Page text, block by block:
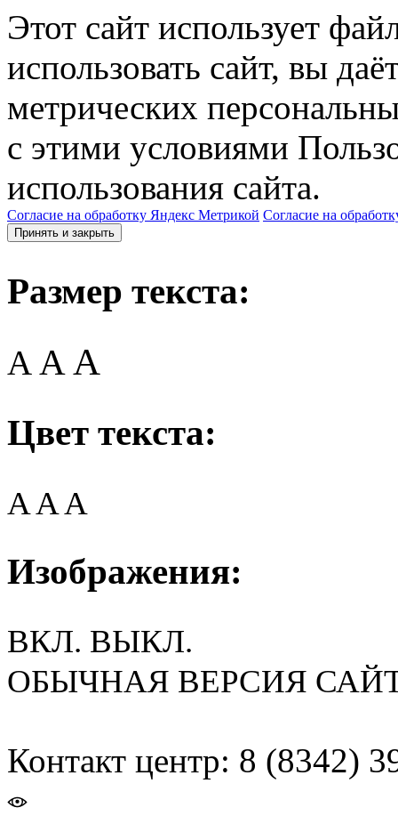
Этот сайт использует
использовать сайт, вы
метрических
с этими условиями
использования сайта.
Согласие на обработку Яндекс Метрикой Согласие на
Принять и закрыть
Размер текста:
A AA
Цвет текста:
AAA
Изображения:
ВКЛ. ВЫКЛ.
ОБЫЧНАЯ ВЕРСИЯ
Контакт центр: 8 (8342)